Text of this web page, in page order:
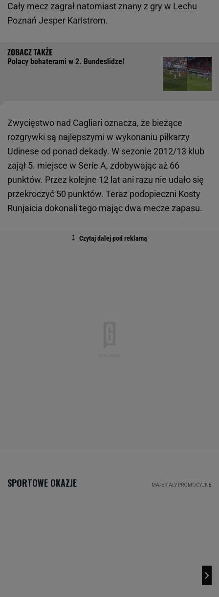
Cały mecz zagrał natomiast znany z gry w Lechu
Poznań Jesper Karlstrom.
Polacy bohaterami w 2. Bundeslidze!
Zwycięstwo nad Cagliari oznacza, że bieżące
rozgrywki są najlepszymi w wykonaniu piłkarzy
Udinese od ponad dekady. W sezonie 2012/13 klub
zajął 5. miejsce w Serie A, zdobywając aż 66
punktów. Przez kolejne 12 lat ani razu nie udało się
przekroczyć 50 punktów. Teraz podopieczni Kosty
Runjaicia dokonali tego mając dwa mecze zapasu.